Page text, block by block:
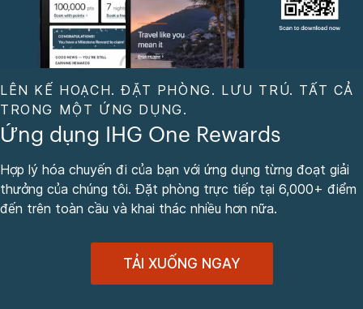
LÊN KẾ HOẠCH. ĐẶT PHÒNG. LƯU TRÚ. TẤT CẢ
TRONG MỘT ỨNG DỤNG.
Ứng dụng IHG One Rewards
Hợp lý hóa chuyến đi của bạn với ứng dụng từng đoạt giải
thưởng của chúng tôi. Đặt phòng trực tiếp tại 6,000+ điểm
đến trên toàn cầu và khai thác nhiều hơn nữa.
TẢI XUỐNG NGAY